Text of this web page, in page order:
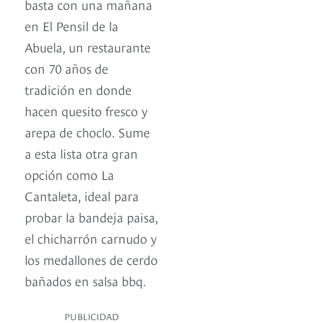
basta con una mañana
en El Pensil de la
Abuela, un restaurante
con 70 años de
tradición en donde
hacen quesito fresco y
arepa de choclo. Sume
a esta lista otra gran
opción como La
Cantaleta, ideal para
probar la bandeja paisa,
el chicharrón carnudo y
los medallones de cerdo
bañados en salsa bbq.
PUBLICIDAD